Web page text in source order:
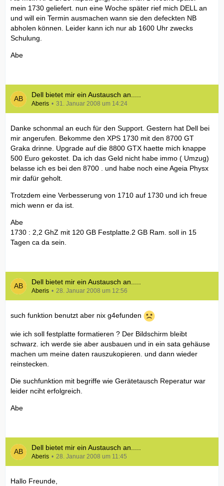
mein 1730 geliefert. nun eine Woche später rief mich DELL an
und will ein Termin ausmachen wann sie den defeckten NB
abholen können. Leider kann ich nur ab 1600 Uhr zwecks
Schulung.
Abe
Dell bietet mir ein Austausch an.....
Aberis 31. Januar 2008 um 14:24
Danke schonmal an euch für den Support. Gestern hat Dell bei
mir angerufen. Bekomme den XPS 1730 mit den 8700 GT
Graka drinne. Upgrade auf die 8800 GTX haette mich knappe
500 Euro gekostet. Da ich das Geld nicht habe immo ( Umzug)
belasse ich es bei den 8700 . und habe noch eine Ageia Physx
mir dafür geholt.
Trotzdem eine Verbesserung von 1710 auf 1730 und ich freue
mich wenn er da ist.
Abe
1730 : 2,2 GhZ mit 120 GB Festplatte.2 GB Ram. soll in 15
Tagen ca da sein.
Dell bietet mir ein Austausch an.....
Aberis 28. Januar 2008 um 12:56
such funktion benutzt aber nix g4efunden
wie ich soll festplatte formatieren ? Der Bildschirm bleibt
schwarz. ich werde sie aber ausbauen und in ein sata gehäuse
machen um meine daten rauszukopieren. und dann wieder
reinstecken.
Die suchfunktion mit begriffe wie Gerätetausch Reperatur war
leider nciht erfolgreich.
Abe
Dell bietet mir ein Austausch an.....
Aberis 28. Januar 2008 um 11:45
Hallo Freunde,